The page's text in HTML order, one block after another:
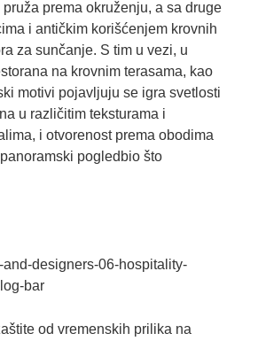
prema okruženju, a sa druge
i antičkim korišćenjem krovnih
za sunčanje. S tim u vezi, u
na krovnim terasama, kao
motivi pojavljuju se igra svetlosti
u različitim teksturama i
i otvorenost prema obodima
pogledbio što
od vremenskih prilika na